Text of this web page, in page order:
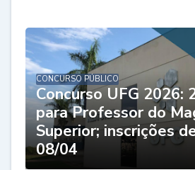
CONCURSO PÚBLICO
Concurso UFG 2026:
para Professor do
Superior; inscrições
08/04